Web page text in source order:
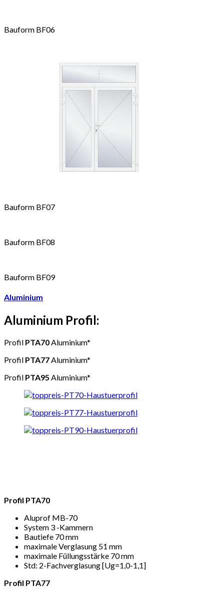
Bauform BF06
Bauform BF07
Bauform BF08
Bauform BF09
Aluminium
Aluminium Profil:
Profil PTA70 Aluminium*
Profil PTA77 Aluminium*
Profil PTA95 Aluminium*
Profil PTA70
Aluprof MB-70
System 3 -Kammern
Bautiefe 70 mm
maximale Verglasung 51 mm
maximale Füllungsstärke 70 mm
Std: 2-Fachverglasung [Ug=1,0-1,1]
Profil PTA77